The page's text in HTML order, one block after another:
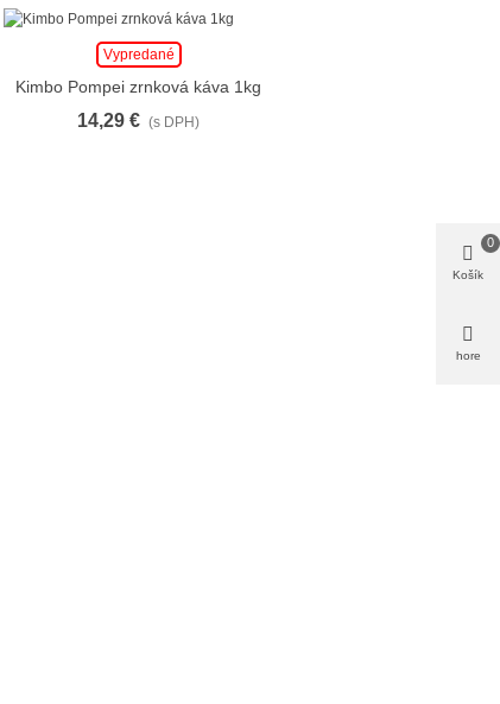
Vypredané
Kimbo Pompei zrnková káva 1kg
14,29 € (s DPH)
Košík
0
hore